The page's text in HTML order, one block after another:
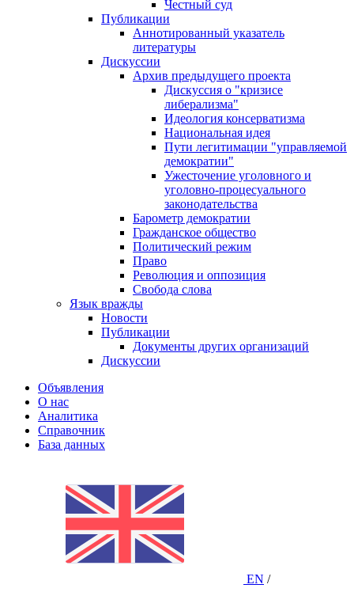
Честный суд
Публикации
Аннотированный указатель
литературы
Дискуссии
Архив предыдущего проекта
Дискуссия о "кризисе
либерализма"
Идеология консерватизма
Национальная идея
Пути легитимации "управляемой
демократии"
Ужесточение уголовного и
уголовно-процесуального
законодательства
Барометр демократии
Гражданское общество
Политический режим
Право
Революция и оппозиция
Свобода слова
Язык вражды
Новости
Публикации
Документы других организаций
Дискуссии
Объявления
О нас
Аналитика
Справочник
База данных
EN /